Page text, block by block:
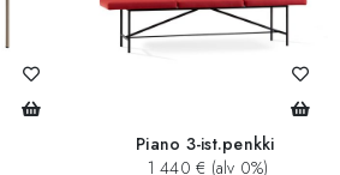
Piano 3-ist.penkki
1 440 € (alv 0%)